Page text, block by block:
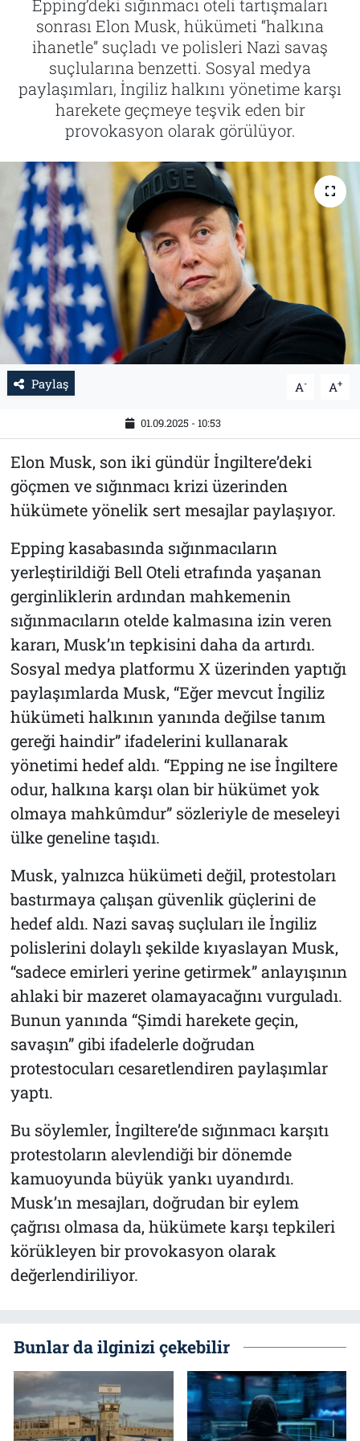
Epping’deki sığınmacı oteli tartışmaları
sonrası Elon Musk, hükümeti “halkına
ihanetle” suçladı ve polisleri Nazi savaş
suçlularına benzetti. Sosyal medya
paylaşımları, İngiliz halkını yönetime karşı
harekete geçmeye teşvik eden bir
provokasyon olarak görülüyor.
Paylaş A- A+
01.09.2025 - 10:53
Elon Musk, son iki gündür İngiltere’deki
göçmen ve sığınmacı krizi üzerinden
hükümete yönelik sert mesajlar paylaşıyor.
Epping kasabasında sığınmacıların
yerleştirildiği Bell Oteli etrafında yaşanan
gerginliklerin ardından mahkemenin
sığınmacıların otelde kalmasına izin veren
kararı, Musk’ın tepkisini daha da artırdı.
Sosyal medya platformu X üzerinden yaptığı
paylaşımlarda Musk, “Eğer mevcut İngiliz
hükümeti halkının yanında değilse tanım
gereği haindir” ifadelerini kullanarak
yönetimi hedef aldı. “Epping ne ise İngiltere
odur, halkına karşı olan bir hükümet yok
olmaya mahkûmdur” sözleriyle de meseleyi
ülke geneline taşıdı.
Musk, yalnızca hükümeti değil, protestoları
bastırmaya çalışan güvenlik güçlerini de
hedef aldı. Nazi savaş suçluları ile İngiliz
polislerini dolaylı şekilde kıyaslayan Musk,
“sadece emirleri yerine getirmek” anlayışının
ahlaki bir mazeret olamayacağını vurguladı.
Bunun yanında “Şimdi harekete geçin,
savaşın” gibi ifadelerle doğrudan
protestocuları cesaretlendiren paylaşımlar
yaptı.
Bu söylemler, İngiltere’de sığınmacı karşıtı
protestoların alevlendiği bir dönemde
kamuoyunda büyük yankı uyandırdı.
Musk’ın mesajları, doğrudan bir eylem
çağrısı olmasa da, hükümete karşı tepkileri
körükleyen bir provokasyon olarak
değerlendiriliyor.
Bunlar da ilginizi çekebilir
Tarih
İletişim
Künye